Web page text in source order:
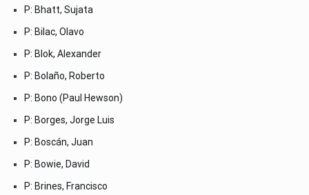
P: Bhatt, Sujata
P: Bilac, Olavo
P: Blok, Alexander
P: Bolaño, Roberto
P: Bono (Paul Hewson)
P: Borges, Jorge Luis
P: Boscán, Juan
P: Bowie, David
P: Brines, Francisco